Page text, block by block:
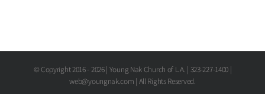
© Copyright 2016 - 2026 | Young Nak Church of L.A. | 323-227-1400 |
web@youngnak.com | All Rights Reserved.